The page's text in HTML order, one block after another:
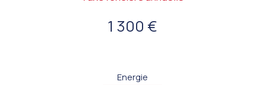
1 300 €
Energie